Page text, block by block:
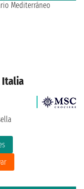
Italia